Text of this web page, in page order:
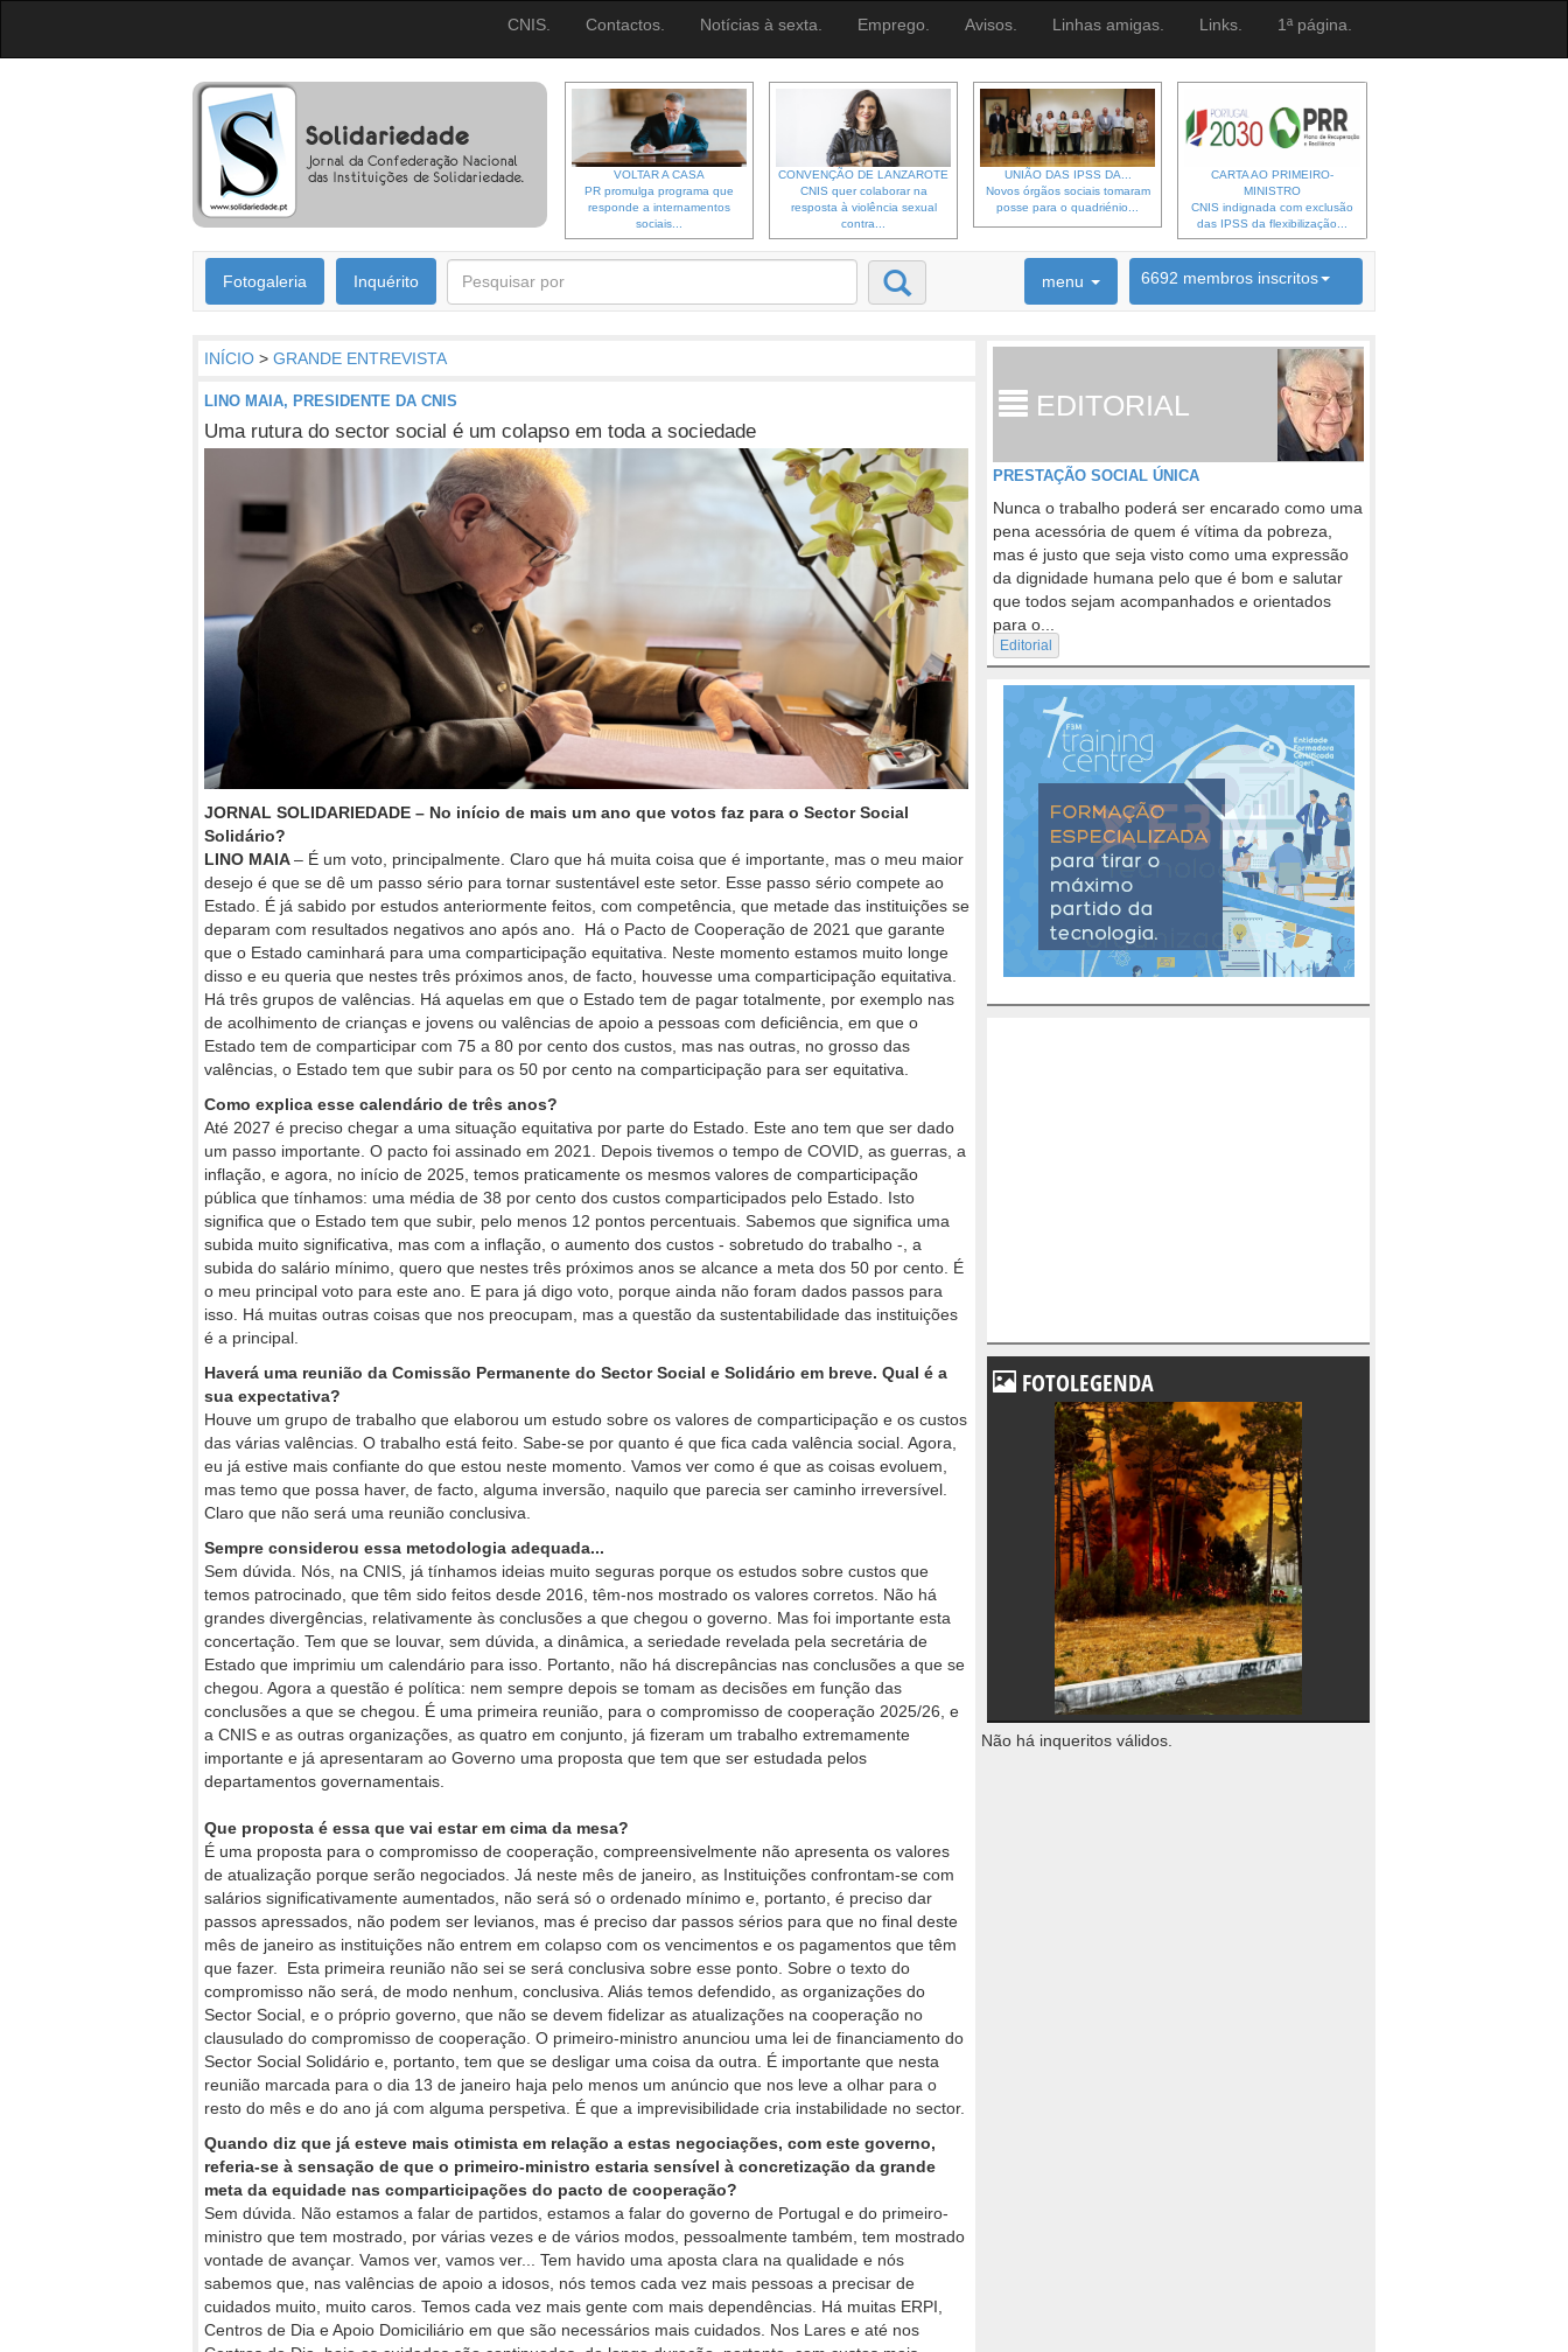
CNIS. Contactos. Notícias à sexta. Emprego. Avisos. Linhas amigas. Links. 1ª página.
VOLTAR A CASA
PR promulga programa que
responde a internamentos
sociais...
CONVENÇÃO DE LANZAROTE
CNIS quer colaborar na
resposta à violência sexual
contra...
UNIÃO DAS IPSS DA...
Novos órgãos sociais tomaram
posse para o quadriénio...
CARTA AO PRIMEIRO-
MINISTRO
CNIS indignada com exclusão
das IPSS da flexibilização...
Fotogaleria Inquérito menu 6692 membros inscritos
INÍCIO > GRANDE ENTREVISTA
LINO MAIA, PRESIDENTE DA CNIS
Uma rutura do sector social é um colapso em toda a sociedade
JORNAL SOLIDARIEDADE – No início de mais um ano que votos faz para o Sector Social
Solidário?
LINO MAIA– É um voto, principalmente. Claro que há muita coisa que é importante, mas o meu maior
desejo é que se dê um passo sério para tornar sustentável este setor. Esse passo sério compete ao
Estado. É já sabido por estudos anteriormente feitos, com competência, que metade das instituições se
deparam com resultados negativos ano após ano. Há o Pacto de Cooperação de 2021 que garante
que o Estado caminhará para uma comparticipação equitativa. Neste momento estamos muito longe
disso e eu queria que nestes três próximos anos, de facto, houvesse uma comparticipação equitativa.
Há três grupos de valências. Há aquelas em que o Estado tem de pagar totalmente, por exemplo nas
de acolhimento de crianças e jovens ou valências de apoio a pessoas com deficiência, em que o
Estado tem de comparticipar com 75 a 80 por cento dos custos, mas nas outras, no grosso das
valências, o Estado tem que subir para os 50 por cento na comparticipação para ser equitativa.
Como explica esse calendário de três anos?
Até 2027 é preciso chegar a uma situação equitativa por parte do Estado. Este ano tem que ser dado
um passo importante. O pacto foi assinado em 2021. Depois tivemos o tempo de COVID, as guerras, a
inflação, e agora, no início de 2025, temos praticamente os mesmos valores de comparticipação
pública que tínhamos: uma média de 38 por cento dos custos comparticipados pelo Estado. Isto
significa que o Estado tem que subir, pelo menos 12 pontos percentuais. Sabemos que significa uma
subida muito significativa, mas com a inflação, o aumento dos custos - sobretudo do trabalho -, a
subida do salário mínimo, quero que nestes três próximos anos se alcance a meta dos 50 por cento. É
o meu principal voto para este ano. E para já digo voto, porque ainda não foram dados passos para
isso. Há muitas outras coisas que nos preocupam, mas a questão da sustentabilidade das instituições
é a principal.
Haverá uma reunião da Comissão Permanente do Sector Social e Solidário em breve. Qual é a
sua expectativa?
Houve um grupo de trabalho que elaborou um estudo sobre os valores de comparticipação e os custos
das várias valências. O trabalho está feito. Sabe-se por quanto é que fica cada valência social. Agora,
eu já estive mais confiante do que estou neste momento. Vamos ver como é que as coisas evoluem,
mas temo que possa haver, de facto, alguma inversão, naquilo que parecia ser caminho irreversível.
Claro que não será uma reunião conclusiva.
Sempre considerou essa metodologia adequada...
Sem dúvida. Nós, na CNIS, já tínhamos ideias muito seguras porque os estudos sobre custos que
temos patrocinado, que têm sido feitos desde 2016, têm-nos mostrado os valores corretos. Não há
grandes divergências, relativamente às conclusões a que chegou o governo. Mas foi importante esta
concertação. Tem que se louvar, sem dúvida, a dinâmica, a seriedade revelada pela secretária de
Estado que imprimiu um calendário para isso. Portanto, não há discrepâncias nas conclusões a que se
chegou. Agora a questão é política: nem sempre depois se tomam as decisões em função das
conclusões a que se chegou. É uma primeira reunião, para o compromisso de cooperação 2025/26, e
a CNIS e as outras organizações, as quatro em conjunto, já fizeram um trabalho extremamente
importante e já apresentaram ao Governo uma proposta que tem que ser estudada pelos
departamentos governamentais.
Que proposta é essa que vai estar em cima da mesa?
É uma proposta para o compromisso de cooperação, compreensivelmente não apresenta os valores
de atualização porque serão negociados. Já neste mês de janeiro, as Instituições confrontam-se com
salários significativamente aumentados, não será só o ordenado mínimo e, portanto, é preciso dar
passos apressados, não podem ser levianos, mas é preciso dar passos sérios para que no final deste
mês de janeiro as instituições não entrem em colapso com os vencimentos e os pagamentos que têm
que fazer. Esta primeira reunião não sei se será conclusiva sobre esse ponto. Sobre o texto do
compromisso não será, de modo nenhum, conclusiva. Aliás temos defendido, as organizações do
Sector Social, e o próprio governo, que não se devem fidelizar as atualizações na cooperação no
clausulado do compromisso de cooperação. O primeiro-ministro anunciou uma lei de financiamento do
Sector Social Solidário e, portanto, tem que se desligar uma coisa da outra. É importante que nesta
reunião marcada para o dia 13 de janeiro haja pelo menos um anúncio que nos leve a olhar para o
resto do mês e do ano já com alguma perspetiva. É que a imprevisibilidade cria instabilidade no sector.
Quando diz que já esteve mais otimista em relação a estas negociações, com este governo,
referia-se à sensação de que o primeiro-ministro estaria sensível à concretização da grande
meta da equidade nas comparticipações do pacto de cooperação?
Sem dúvida. Não estamos a falar de partidos, estamos a falar do governo de Portugal e do primeiro-
ministro que tem mostrado, por várias vezes e de vários modos, pessoalmente também, tem mostrado
vontade de avançar. Vamos ver, vamos ver... Tem havido uma aposta clara na qualidade e nós
sabemos que, nas valências de apoio a idosos, nós temos cada vez mais pessoas a precisar de
cuidados muito, muito caros. Temos cada vez mais gente com mais dependências. Há muitas ERPI,
Centros de Dia e Apoio Domiciliário em que são necessários mais cuidados. Nos Lares e até nos
EDITORIAL
PRESTAÇÃO SOCIAL ÚNICA
Nunca o trabalho poderá ser encarado como uma
pena acessória de quem é vítima da pobreza,
mas é justo que seja visto como uma expressão
da dignidade humana pelo que é bom e salutar
que todos sejam acompanhados e orientados
para o...
Editorial
FOTOLEGENDA
Não há inqueritos válidos.